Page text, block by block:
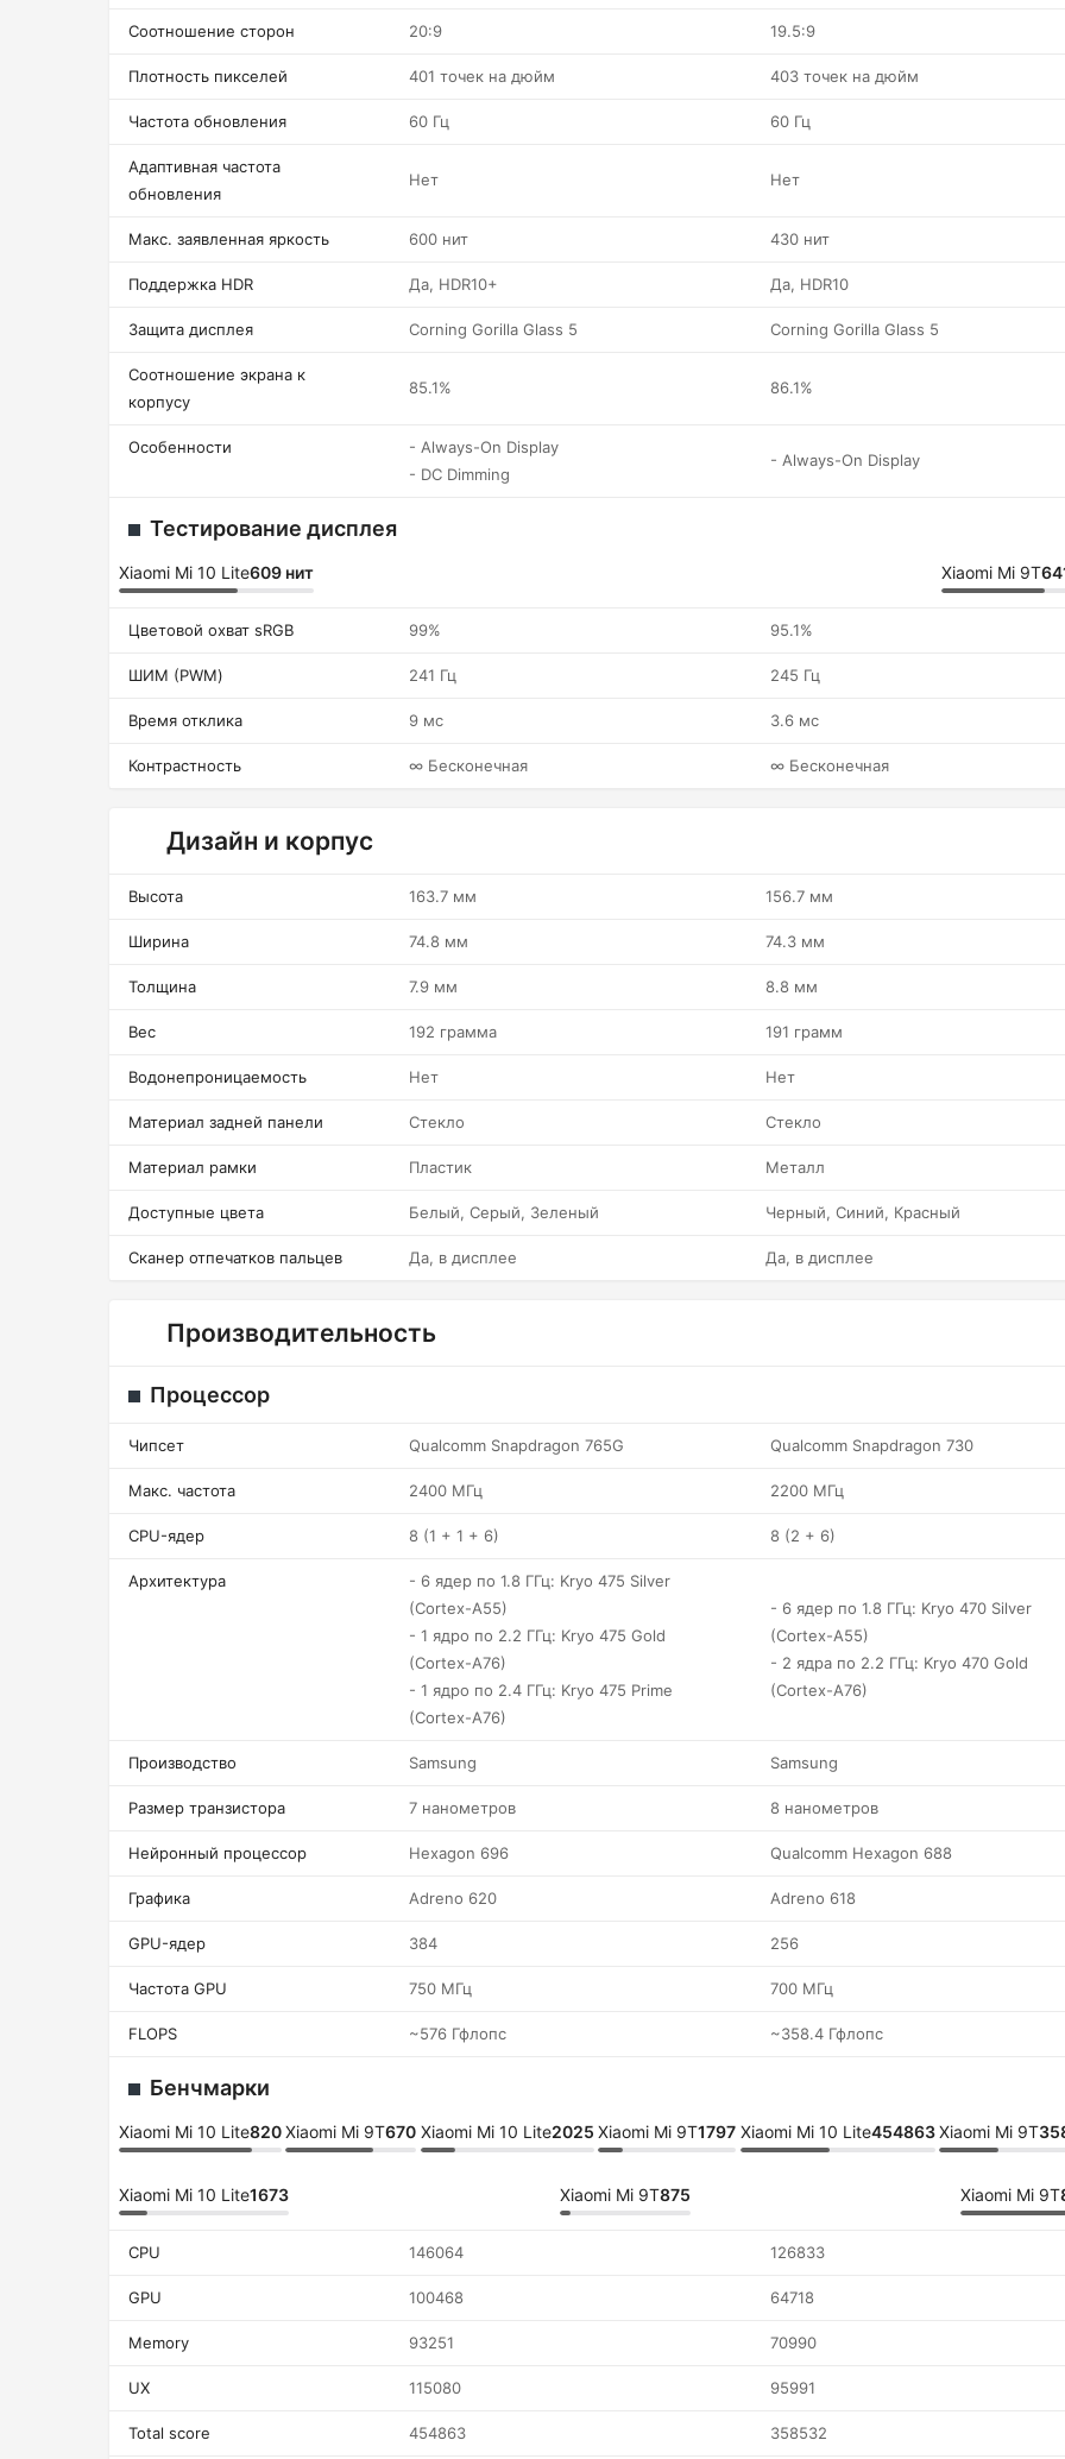
Соотношение сторон 20:9 19.5:9
Плотность пикселей 401 точек на дюйм 403 точек на дюйм
Частота обновления 60 Гц 60 Гц
Адаптивная частота
обновления
Нет Нет
Макс. заявленная яркость 600 нит 430 нит
Поддержка HDR Да, HDR10+ Да, HDR10
Защита дисплея Corning Gorilla Glass 5 Corning Gorilla Glass 5
Соотношение экрана к
корпусу
85.1% 86.1%
Особенности
- Always-On Display
- DC Dimming
- Always-On Display
Тестирование дисплея
Xiaomi Mi 10 Lite609 нит Xiaomi Mi 9T
Цветовой охват sRGB 99% 95.1%
ШИМ (PWM) 241 Гц 245 Гц
Время отклика 9 мс 3.6 мс
Контрастность ∞ Бесконечная ∞ Бесконечная
Дизайн и корпус
Высота 163.7 мм 156.7 мм
Ширина 74.8 мм 74.3 мм
Толщина 7.9 мм 8.8 мм
Вес 192 грамма 191 грамм
Водонепроницаемость Нет Нет
Материал задней панели Стекло Стекло
Материал рамки Пластик Металл
Доступные цвета Белый, Серый, Зеленый Черный, Синий, Красный
Сканер отпечатков пальцев Да, в дисплее Да, в дисплее
Производительность
Процессор
Чипсет Qualcomm Snapdragon 765G Qualcomm Snapdragon 730
Макс. частота 2400 МГц 2200 МГц
CPU-ядер 8 (1 + 1 + 6) 8 (2 + 6)
Архитектура
- 6 ядер по 1.8 ГГц: Kryo 475 Silver
(Cortex-A55)
- 1 ядро по 2.2 ГГц: Kryo 475 Gold
(Cortex-A76)
- 1 ядро по 2.4 ГГц: Kryo 475 Prime
(Cortex-A76)
- 6 ядер по 1.8 ГГц: Kryo 470 Silver
(Cortex-A55)
- 2 ядра по 2.2 ГГц: Kryo 470 Gold
(Cortex-A76)
Производство Samsung Samsung
Размер транзистора 7 нанометров 8 нанометров
Нейронный процессор Hexagon 696 Qualcomm Hexagon 688
Графика Adreno 620 Adreno 618
GPU-ядер 384 256
Частота GPU 750 МГц 700 МГц
FLOPS ~576 Гфлопс ~358.4 Гфлопс
Бенчмарки
Xiaomi Mi 10 Lite820Xiaomi Mi 9T670 Xiaomi Mi 10 Lite2025 Xiaomi Mi 9T1797 Xiaomi Mi 10 Lite454863 Xiaomi Mi 9T
Xiaomi Mi 10 Lite1673 Xiaomi Mi 9T875 Xiaomi Mi 9T
CPU 146064 126833
GPU 100468 64718
Memory 93251 70990
UX 115080 95991
Total score 454863 358532